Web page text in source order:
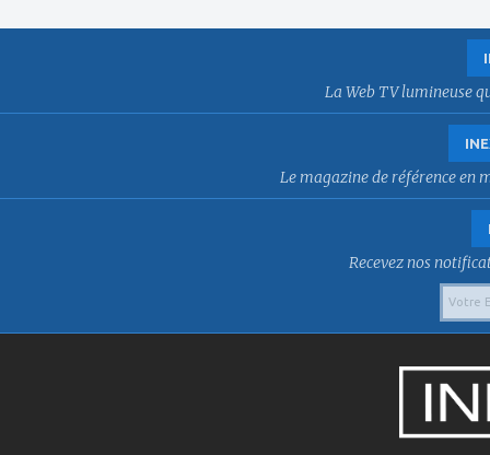
La Web TV lumineuse
Le magazine de référence en
Recevez nos